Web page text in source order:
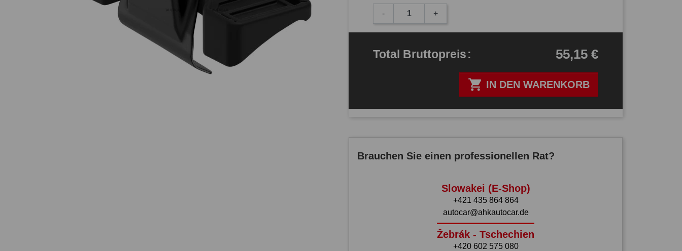
- +
 IN DEN WARENKORB
Total Bruttopreis: 55,15 €
Brauchen Sie einen professionellen Rat?
Slowakei (E-Shop)
+421 435 864 864
autocar@ahkautocar.de
Žebrák - Tschechien
+420 602 575 080